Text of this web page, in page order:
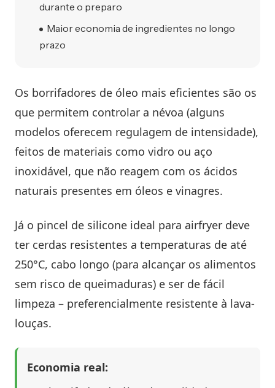
durante o preparo
Maior economia de ingredientes no longo
prazo
Os borrifadores de óleo mais eficientes são os
que permitem controlar a névoa (alguns
modelos oferecem regulagem de intensidade),
feitos de materiais como vidro ou aço
inoxidável, que não reagem com os ácidos
naturais presentes em óleos e vinagres.
Já o pincel de silicone ideal para airfryer deve
ter cerdas resistentes a temperaturas de até
250°C, cabo longo (para alcançar os alimentos
sem risco de queimaduras) e ser de fácil
limpeza – preferencialmente resistente à lava-
louças.
Economia real: